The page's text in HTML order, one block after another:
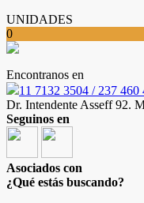
UNIDADES
0
Encontranos en
11 7132 3504 / 237 460
Dr. Intendente Asseff 92.
Seguinos en
Asociados con
¿Qué estás buscando?